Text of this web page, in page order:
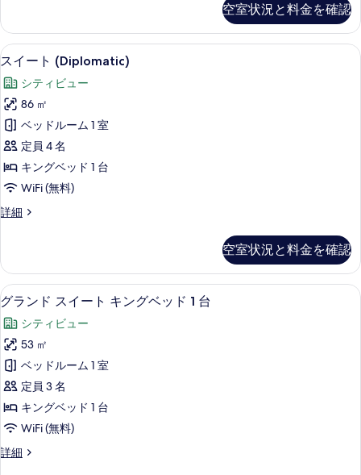
す
る
ッ
ド
1
台
の
す
べ
て
の
写
表
示
す
る
ー
ム
キ
グ
ベ
ッ
ド
台
の
詳
空室状況と料金を確認
ス
イ
ー
ト
(Diplomatic)
の
す
べ
て
写
真
を
表
示
す
る
高級寝具、ミニバー、セーフティボ
10
スイート (Diplomatic)
シティビュー
86 ㎡
ベッドルーム 1 室
定員 4 名
キングベッド 1 台
WiFi (無料)
詳細
ス
(Diplomatic)
の
詳
空室状況と料金を確認
グ
ラ
ン
ド
ス
イ
ー
ト
キ
グランド スイート キングベッド 1
11
グランド スイート キングベッド 1 台
シティビュー
53 ㎡
ベッドルーム 1 室
定員 3 名
キングベッド 1 台
WiFi (無料)
詳細
グ